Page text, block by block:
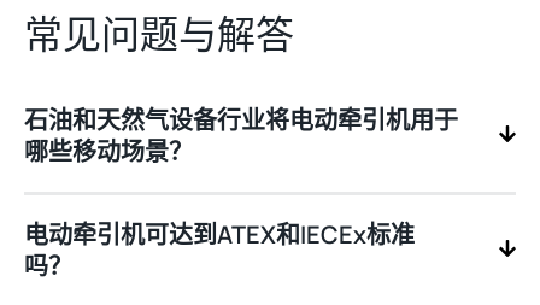
常见问题与解答
石油和天然气设备行业将电动牵引机用于
哪些移动场景？
电动牵引机可达到ATEX和IECEx标准
吗？